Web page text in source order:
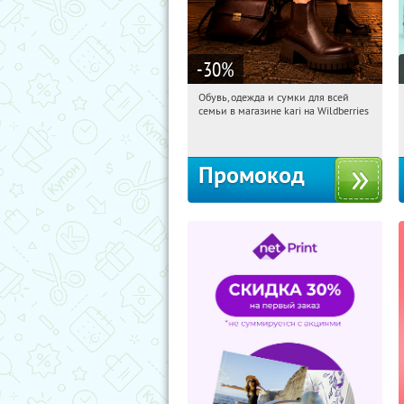
-30%
22:01:14 Получили:
Обувь, одежда и сумки для всей
семьи в магазине kari на Wildberries
Промокод